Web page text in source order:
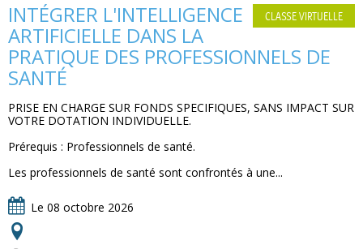
CLASSE VIRTUELLE
INTÉGRER L'INTELLIGENCE
ARTIFICIELLE DANS LA
PRATIQUE DES PROFESSIONNELS DE
SANTÉ
PRISE EN CHARGE SUR FONDS SPECIFIQUES, SANS IMPACT SUR
VOTRE DOTATION INDIVIDUELLE.
Prérequis : Professionnels de santé.
Les professionnels de santé sont confrontés à une...
Le 08 octobre 2026